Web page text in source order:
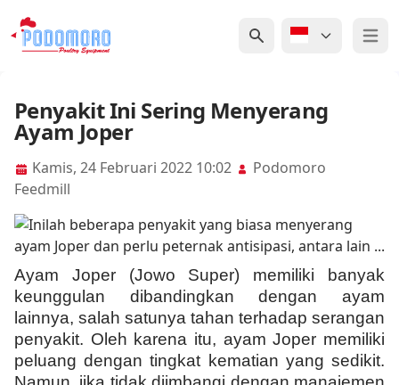
Open
Penyakit Ini Sering Menyerang
Ayam Joper
Kamis, 24 Februari 2022 10:02
Podomoro
Feedmill
Ayam Joper (Jowo Super) memiliki banyak
keunggulan dibandingkan dengan ayam
lainnya, salah satunya tahan terhadap serangan
penyakit. Oleh karena itu, ayam Joper memiliki
peluang dengan tingkat kematian yang sedikit.